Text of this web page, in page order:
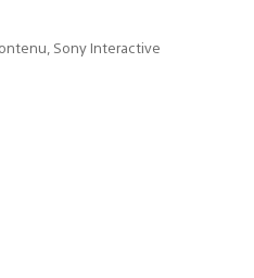
Sony Interactive